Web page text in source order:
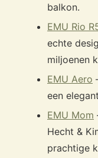
balkon.
EMU Rio
echte
miljoenen
EMU Aero
een
EMU Mom
Hecht &
prachtige